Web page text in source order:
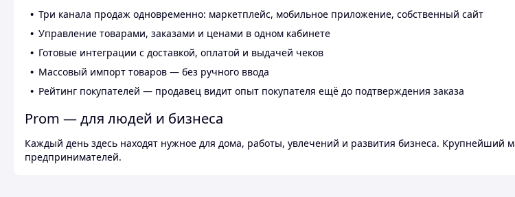
Три канала продаж одновременно: маркетплейс, мобильное приложение, собственный сайт
Управление товарами, заказами и ценами в одном кабинете
Готовые интеграции с доставкой, оплатой и выдачей чеков
Массовый импорт товаров — без ручного ввода
Рейтинг покупателей — продавец видит опыт покупателя ещё до подтверждения заказа
Prom — для людей и бизнеса
Каждый день здесь находят нужное для дома, работы, увлечений и развития бизнеса.
предпринимателей.